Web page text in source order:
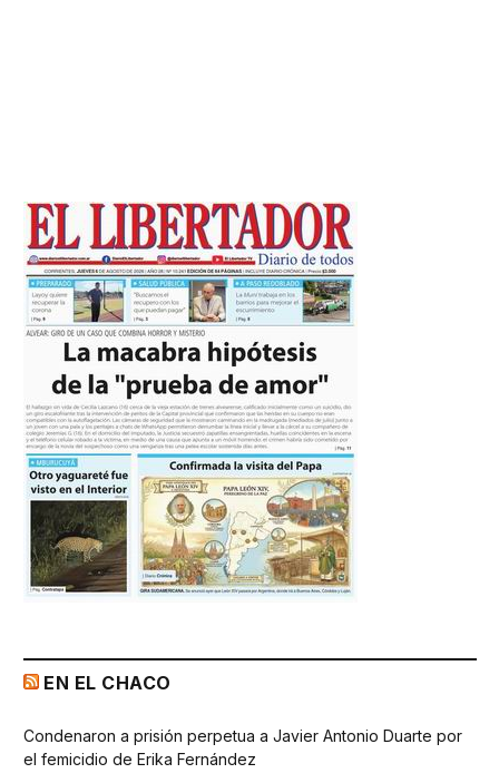
EN EL CHACO
Condenaron a prisión perpetua a Javier Antonio Duarte por
el femicidio de Erika Fernández